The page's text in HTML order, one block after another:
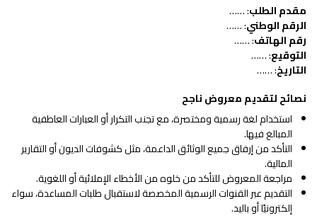
مقدم الطلب: ……
الرقم الوطني: ……
رقم الهاتف: ……
التوقيع: ……
التاريخ: ……
نصائح لتقديم معروض ناجح
استخدام لغة رسمية ومختصرة، مع تجنب التكرار أو العبارات العاطفية
المبالغ فيها.
التأكد من إرفاق جميع الوثائق الداعمة، مثل كشوفات الديون أو التقارير
المالية.
مراجعة المعروض للتأكد من خلوه من الأخطاء الإملائية أو اللغوية.
التقديم عبر القنوات الرسمية المخصصة لاستقبال طلبات المساعدة، سواء
إلكترونيًا أو باليد.